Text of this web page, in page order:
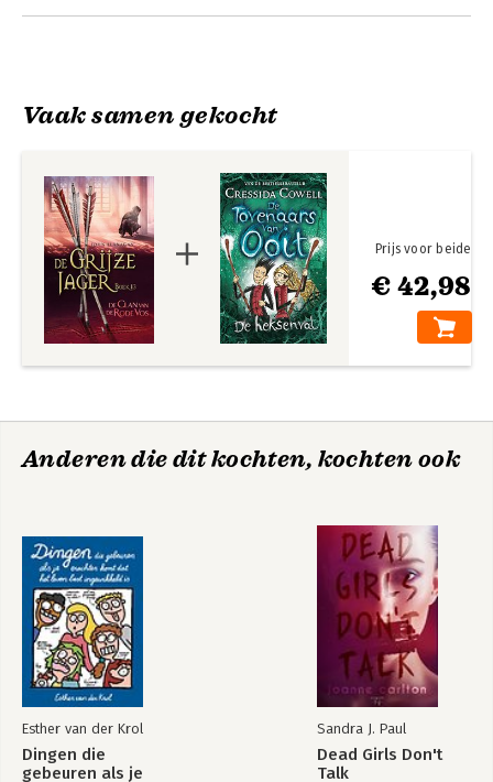
Vaak samen gekocht
€ 42,98
Prijs voor beide
Anderen die dit kochten, kochten ook
Esther van der Krol
Dingen die
gebeuren als je
Sandra J. Paul
Dead Girls Don't
Talk